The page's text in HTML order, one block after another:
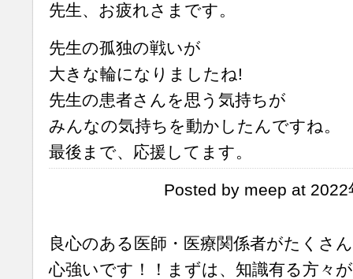
先生、お疲れさまです。
先生の孤独の戦いが
大きな輪になりましたね!
先生の患者さんを思う気持ちが
みんなの気持ちを動かしたんですね。
最後まで、応援してます。
Posted by meep at
良心のある医師・医療関係者がたくさ
心強いです！！まずは、知識有る方々